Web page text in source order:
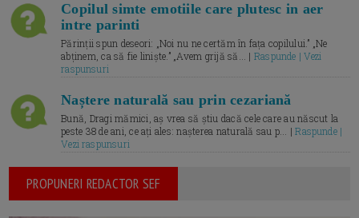
Copilul simte emotiile care plutesc in aer
intre parinti
Părinții spun deseori: „Noi nu ne certăm în fața copilului.” „Ne
abținem, ca să fie liniște.” „Avem grijă să... | Raspunde | Vezi
raspunsuri
Naștere naturală sau prin cezariană
Bună, Dragi mămici, aș vrea să știu dacă cele care au născut la
peste 38 de ani, ce ați ales: nașterea naturală sau p... |Raspunde |
Vezi raspunsuri
PROPUNERI REDACTOR SEF